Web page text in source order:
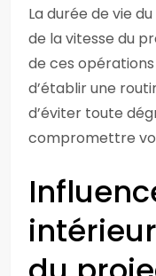
La durée de vie
de la vitesse du
de ces
d’établir une
d’éviter toute
compromettre